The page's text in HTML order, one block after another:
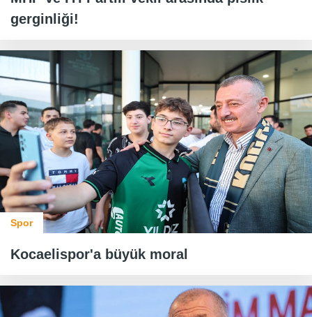
gerginliği!
Spor
Kocaelispor'a büyük moral